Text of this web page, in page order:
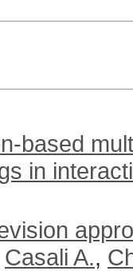
based
in
Casali A.,